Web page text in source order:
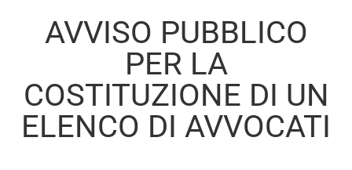
AVVISO PUBBLICO
PER LA
COSTITUZIONE DI UN
ELENCO DI AVVOCATI